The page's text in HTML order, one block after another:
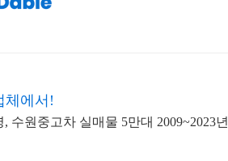
체에서!
원중고차 실매물 5만대 2009~2023년